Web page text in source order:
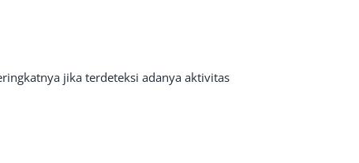
jika terdeteksi adanya aktivitas